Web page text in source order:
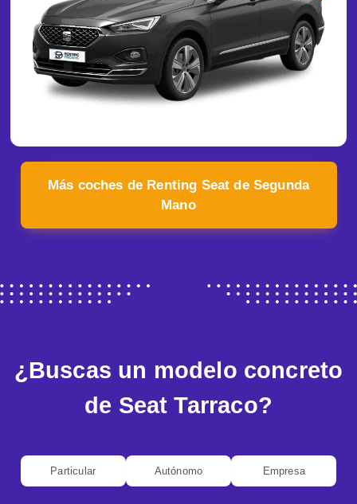
Más coches de Renting Seat de Segunda
Mano
¿Buscas un modelo concreto
de Seat Tarraco?
Particular Autónomo Empresa